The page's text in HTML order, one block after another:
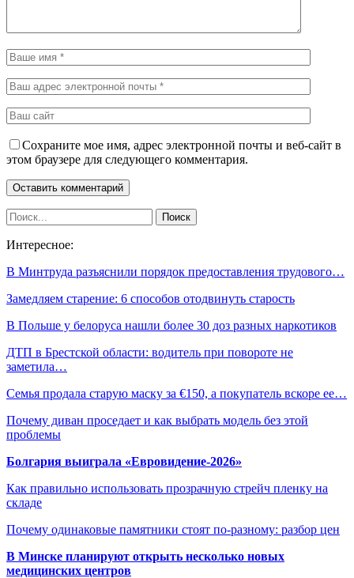
Сохраните мое имя, адрес электронной почты и веб-сайт в
этом браузере для следующего комментария.
Интересное:
В Минтруда разъяснили порядок предоставления трудового…
Замедляем старение: 6 способов отодвинуть старость
В Польше у белоруса нашли более 30 доз разных наркотиков
ДТП в Брестской области: водитель при повороте не
заметила…
Семья продала старую маску за €150, а покупатель вскоре ее…
Почему диван проседает и как выбрать модель без этой
проблемы
Болгария выиграла «Евровидение-2026»
Как правильно использовать прозрачную стрейч пленку на
складе
Почему одинаковые памятники стоят по-разному: разбор цен
В Минске планируют открыть несколько новых
медицинских центров